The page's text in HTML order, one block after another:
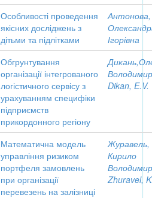
Особливості проведення
якісних досліджень з
дітьми та підлітками
Антонова,
Ігорівна
Обгрунтування
організації інтегрованого
логістичного сервісу з
урахуванням специфіки
підприємств
прикордонного регіону
Dikan, E.V.
Математична модель
управління ризиком
портфеля замовлень
при організації
перевезень на залізниці
Журавель,
Кирило
Zhuravel,